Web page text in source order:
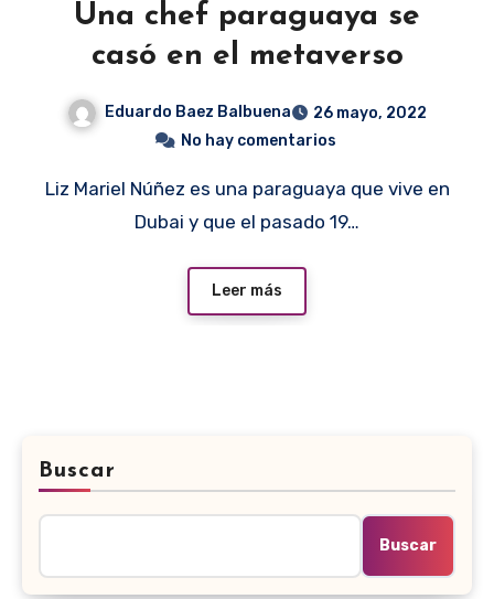
Una chef paraguaya se
casó en el metaverso
Eduardo Baez Balbuena
26 mayo, 2022
No hay comentarios
Liz Mariel Núñez es una paraguaya que vive en
Dubai y que el pasado 19…
Leer más
Buscar
Buscar